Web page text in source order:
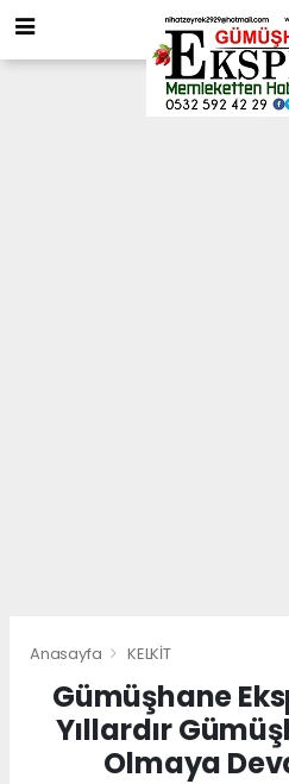
Anasayfa KELKİT
Gümüşhane
Yıllardır
Olmaya